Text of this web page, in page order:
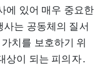
에 있어 매우 중요한
는 공동체의 질서
치를 보호하기 위
상이 되는 피의자․